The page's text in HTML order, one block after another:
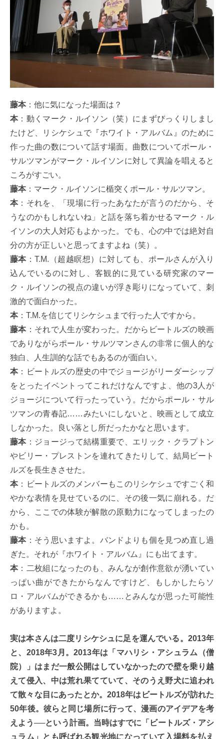
藤本：他に気になった場面は？
本：動くマーク・ルイソン（笑）にまずびっくりしまし
たけど、リシケシュで『ホワイト・アルバム』のために
作った曲の数について話す場面。曲数についてポール・
サルツマンがマーク・ルイソンに対して異論を唱えると
ころがすごい。
藤本：マーク・ルイソンに楯突くポール・サルツマン。
本：それを、「現場に行ったあなたが言うのだから、そ
うなのかもしれないね」と話を落ち着かせるマーク・ル
イソンの大人対応もよかった。でも、心の中では絶対自
分の方が正しいと思ってますよね（笑）。
藤本：T.M.（超越瞑想）に対しても、ポールさんが入り
込んでいるのに対し、客観的に見ている研究家のマー
ク・ルイソンの視点の違いが浮き彫りになっていて、刺
激的で面白かった。
本：T.M.を信じてリシケシュまで行った人ですから。
藤本：それで人生が変わった。だからビートルズの映画
でありながらポール・サルツマンさんの非常に個人的な
独白、人生訓的な話でもあるのが面白い。
本：ビートルズの歴史の中でジョージがリーダーシップ
をとったイベントってこれだけなんですよ、他の3人が
ジョージについて行ったっていう。だからポール・サル
ツマンの青春記……みたいにしないと、映画として成立
しなかった。良い落とし所だったかなと思います。
藤本：ジョージって結構重要で、エリック・クラプトン
やビリー・プレストンを連れてきたりして、結局ビート
ルズを長生きさせた。
本：ビートルズのメンバーもこのリシケシュですごく和
やかな表情を見せているのに、その後一気に崩れる。だ
から、ここでの体験が解散の原動力になってしまったの
かも。
藤本：そう思いますよ。バンドよりも個を見つめ直し過
ぎた。それが『ホワイト・アルバム』にも出てます。
本：二枚組になったのも、みんなが創作意欲が湧いてい
っぱい曲ができたからなんですけど、もしかしたらソ
ロ・アルバムができるかも……とみんなが思った可能性
がありますよ。
実は本さんは二度リシケシュに足を運んでいる。2013年
と、2018年3月。2013年は「マハリシ・アシュラム（僧
院）」はまだ一般公開はしていなかったので壁を乗り越
えて侵入、中は荒れ果てていて、そのうえ野犬に追われ
て散々な目にあったとか。2018年はビートルズが訪れた
50年後。彼らと同じ場所に行って、漫画のアイデアを考
えよう──という計画。当時はすでに「ビートルズ・アシ
ュラム」とも呼ばれる観光地になっていて入場料を払え